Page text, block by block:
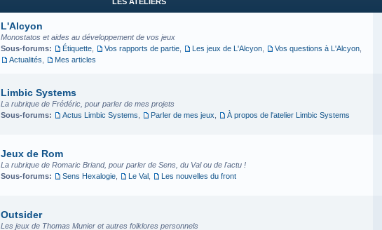
L'Alcyon
Monostatos et aides au développement de vos jeux
Sous-forums:
Étiquette Vos rapports de partie Les jeux de L'Alcyon Vos questions à L'Alcyon
Actualités
Mes articles
Limbic Systems
La rubrique de Frédéric, pour parler de mes projets
Sous-forums:
Actus Limbic Systems Parler de mes jeux À propos de l'atelier Limbic Systems
Jeux de Rom
La rubrique de Romaric Briand, pour parler de Sens, du Val ou de l'actu !
Sous-forums:
Sens Hexalogie Le Val Les nouvelles du front
Outsider
Les jeux de Thomas Munier et autres folklores personnels